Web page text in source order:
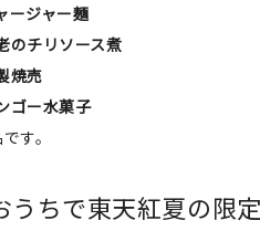
ージャー麺
のチリソース煮
焼売
ゴー水菓子
す。
うちで東天紅夏の限